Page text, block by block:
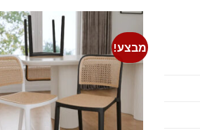
מבצע!